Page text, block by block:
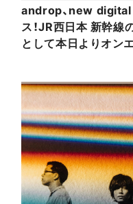
androp、new digital
ス！JR西日本 新幹線
として本日よりオンエ